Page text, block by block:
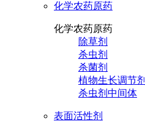
化学农药原药
化学农药原药
除草剂
杀虫剂
杀菌剂
植物生长调节剂
杀虫剂中间体
表面活性剂